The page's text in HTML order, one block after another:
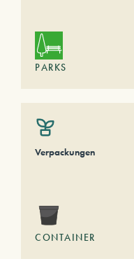
PARKS
Verpackungen
CONTAINER